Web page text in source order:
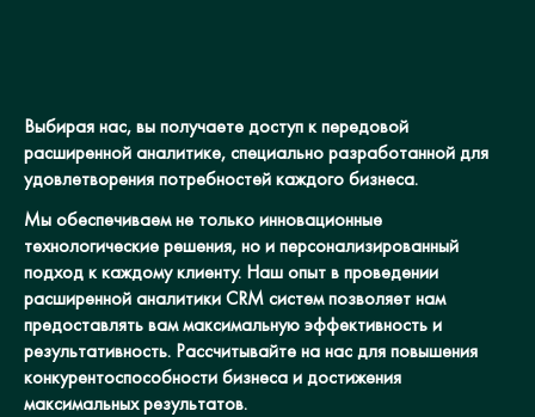
Выбирая нас, вы получаете доступ к передовой
расширенной аналитике, специально разработанной для
удовлетворения потребностей каждого бизнеса.
Мы обеспечиваем не только инновационные
технологические решения, но и персонализированный
подход к каждому клиенту. Наш опыт в проведении
расширенной аналитики CRM систем позволяет нам
предоставлять вам максимальную эффективность и
результативность. Рассчитывайте на нас для повышения
конкурентоспособности бизнеса и достижения
максимальных результатов.